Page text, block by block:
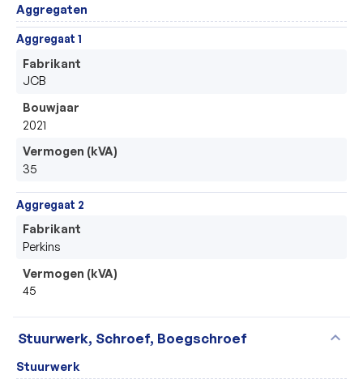
Aggregaten
Aggregaat 1
Fabrikant
JCB
Bouwjaar
2021
Vermogen (kVA)
35
Aggregaat 2
Fabrikant
Perkins
Vermogen (kVA)
45
Stuurwerk, Schroef, Boegschroef expand_more
Stuurwerk